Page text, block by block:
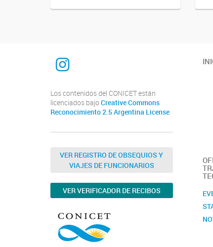
INTEQUI
Los contenidos del CONICET están
licenciados bajo Creative Commons
Reconocimiento 2.5 Argentina License
VER REGISTRO DE OBSEQUIOS Y
VIAJES DE FUNCIONARIOS
VER VERIFICADOR DE RECIBOS